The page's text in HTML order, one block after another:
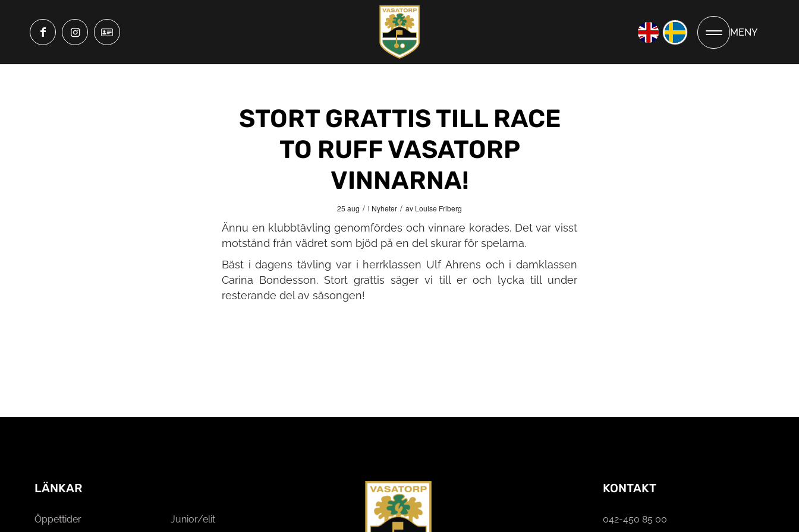
MENY
STORT GRATTIS TILL RACE
TO RUFF VASATORP
VINNARNA!
25 aug / i Nyheter / av Louise Friberg
Ännu en klubbtävling genomfördes och vinnare korades. Det var visst
motstånd från vädret som bjöd på en del skurar för spelarna.
Bäst i dagens tävling var i herrklassen Ulf Ahrens och i damklassen
Carina Bondesson. Stort grattis säger vi till er och lycka till under
resterande del av säsongen!
LÄNKAR
Öppettider Junior/elit
KONTAKT
042-450 85 00